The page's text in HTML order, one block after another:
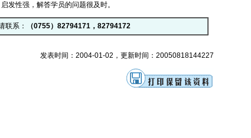
发性强，解答学员的问题很及时。
联系： （0755）82794171，82794172
发表时间：2004-01-02，更新时间：20050818144227